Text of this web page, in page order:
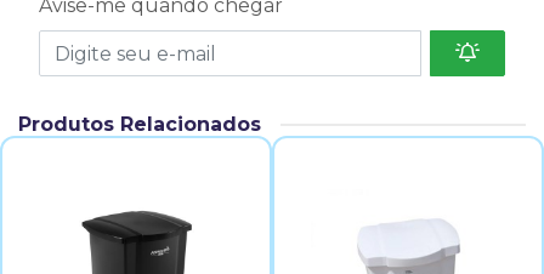
Avise-me quando chegar
Produtos Relacionados